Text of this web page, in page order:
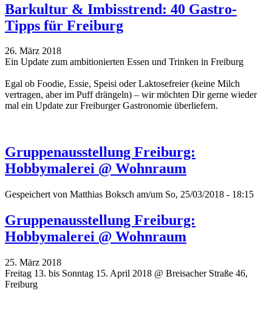
Barkultur & Imbisstrend: 40 Gastro-
Tipps für Freiburg
26. März 2018
Ein Update zum ambitionierten Essen und Trinken in Freiburg
Egal ob Foodie, Essie, Speisi oder Laktosefreier (keine Milch
vertragen, aber im Puff drängeln) – wir möchten Dir gerne wieder
mal ein Update zur Freiburger Gastronomie überliefern.
Gruppenausstellung Freiburg:
Hobbymalerei @ Wohnraum
Gespeichert von Matthias Boksch am/um So, 25/03/2018 - 18:15
Gruppenausstellung Freiburg:
Hobbymalerei @ Wohnraum
25. März 2018
Freitag 13. bis Sonntag 15. April 2018 @ Breisacher Straße 46,
Freiburg